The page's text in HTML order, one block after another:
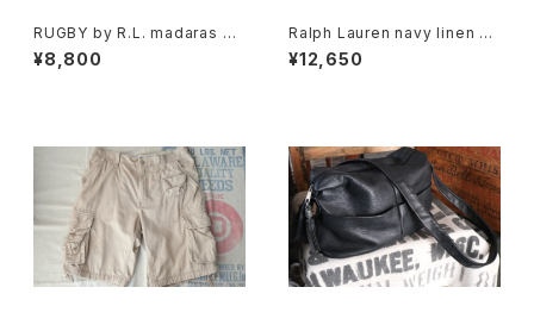
RUGBY by R.L. madaras pl
aid cotton Shorts
¥8,800
Ralph Lauren navy linen B.
D. Shirt
¥12,650